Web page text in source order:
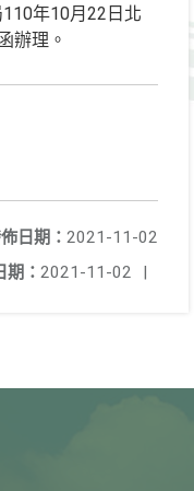
年10月22日北
辦理。
日期： 2021-11-02
期： 2021-11-02 |